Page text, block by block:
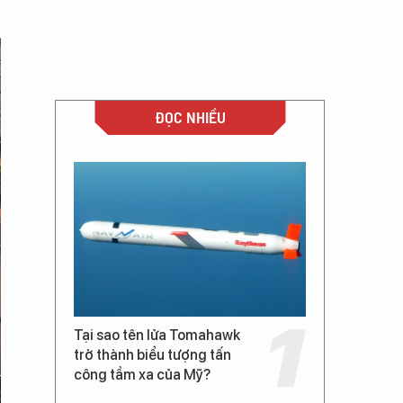
ĐỌC NHIỀU
Tại sao tên lửa Tomahawk
trở thành biểu tượng tấn
công tầm xa của Mỹ?